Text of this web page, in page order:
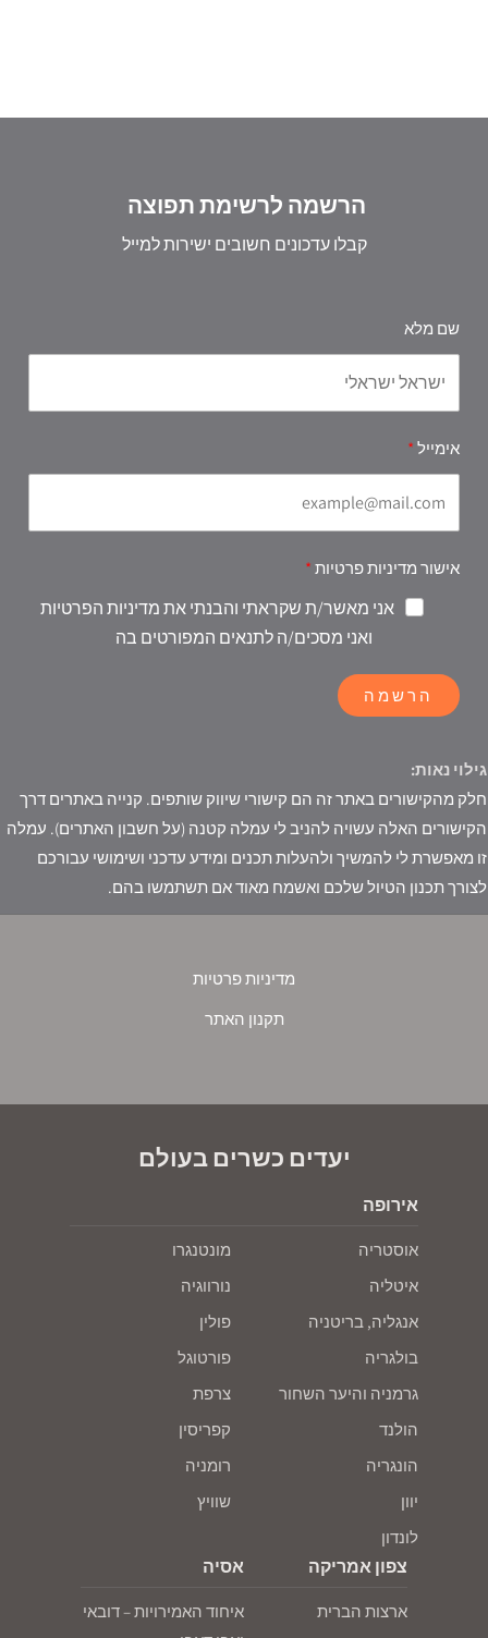
הרשמה לרשימת תפוצה
קבלו עדכונים חשובים ישירות למייל
שם מלא
אימייל
אישור מדיניות פרטיות
אני מאשר/ת שקראתי והבנתי את מדיניות הפרטיות
ואני מסכים/ה לתנאים המפורטים בה
הרשמה
גילוי נאות:
חלק מהקישורים באתר זה הם קישורי שיווק שותפים. קנייה באתרים דרך
הקישורים האלה עשויה להניב לי עמלה קטנה (על חשבון האתרים). עמלה
זו מאפשרת לי להמשיך ולהעלות תכנים ומידע עדכני ושימושי עבורכם
לצורך תכנון הטיול שלכם ואשמח מאוד אם תשתמשו בהם.
מדיניות פרטיות
תקנון האתר
יעדים כשרים בעולם
אירופה
אוסטריה
איטליה
אנגליה, בריטניה
בולגריה
גרמניה והיער השחור
הולנד
הונגריה
יוון
לונדון
מונטנגרו
נורווגיה
פולין
פורטוגל
צרפת
קפריסין
רומניה
שוויץ
צפון אמריקה
ארצות הברית
אסיה
איחוד האמירויות – דובאי